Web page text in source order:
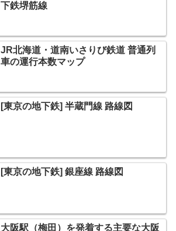
下鉄堺筋線
JR北海道・道南いさりび鉄道 普通列
車の運行本数マップ
[東京の地下鉄] 半蔵門線 路線図
[東京の地下鉄] 銀座線 路線図
大阪駅（梅田）を発着する主要な大阪